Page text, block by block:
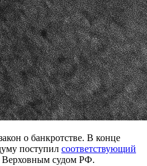
о банкротстве. В конце
поступил соответствующий
Верховным судом РФ.